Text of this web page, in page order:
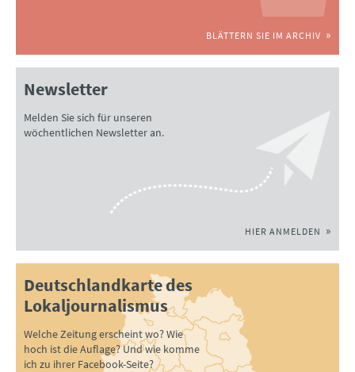
BLÄTTERN SIE IM ARCHIV
Newsletter
Melden Sie sich für unseren
wöchentlichen Newsletter an.
HIER ANMELDEN
Deutschlandkarte des
Lokaljournalismus
Welche Zeitung erscheint wo? Wie
hoch ist die Auflage? Und wie komme
ich zu ihrer Facebook-Seite?